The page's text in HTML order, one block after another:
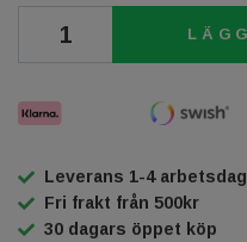
Leverans 1-4
Fri frakt från 500kr
30 dagars öppet köp